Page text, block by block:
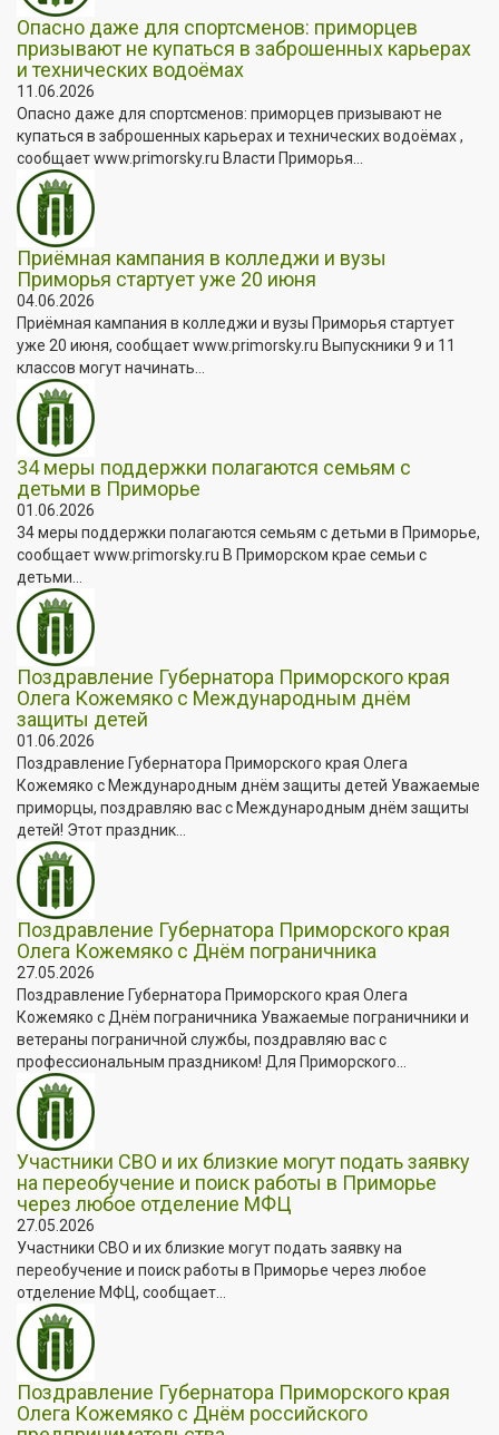
Опасно даже для спортсменов: приморцев
призывают не купаться в заброшенных карьерах
и технических водоёмах
11.06.2026
Опасно даже для спортсменов: приморцев призывают не
купаться в заброшенных карьерах и технических водоёмах ,
сообщает www.primorsky.ru Власти Приморья...
Приёмная кампания в колледжи и вузы
Приморья стартует уже 20 июня
04.06.2026
Приёмная кампания в колледжи и вузы Приморья стартует
уже 20 июня, сообщает www.primorsky.ru Выпускники 9 и 11
классов могут начинать...
34 меры поддержки полагаются семьям с
детьми в Приморье
01.06.2026
34 меры поддержки полагаются семьям с детьми в Приморье,
сообщает www.primorsky.ru В Приморском крае семьи с
детьми...
Поздравление Губернатора Приморского края
Олега Кожемяко с Международным днём
защиты детей
01.06.2026
Поздравление Губернатора Приморского края Олега
Кожемяко с Международным днём защиты детей Уважаемые
приморцы, поздравляю вас с Международным днём защиты
детей! Этот праздник...
Поздравление Губернатора Приморского края
Олега Кожемяко с Днём пограничника
27.05.2026
Поздравление Губернатора Приморского края Олега
Кожемяко с Днём пограничника Уважаемые пограничники и
ветераны пограничной службы, поздравляю вас с
профессиональным праздником! Для Приморского...
Участники СВО и их близкие могут подать заявку
на переобучение и поиск работы в Приморье
через любое отделение МФЦ
27.05.2026
Участники СВО и их близкие могут подать заявку на
переобучение и поиск работы в Приморье через любое
отделение МФЦ, сообщает...
Поздравление Губернатора Приморского края
Олега Кожемяко с Днём российского